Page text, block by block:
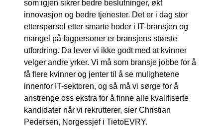
som igjen sikrer bedre beslutninger, økt
innovasjon og bedre tjenester. Det er i dag stor
etterspørsel etter smarte hoder i IT-bransjen og
mangel på fagpersoner er bransjens største
utfordring. Da lever vi ikke godt med at kvinner
velger andre yrker. Vi må som bransje jobbe for å
få flere kvinner og jenter til å se mulighetene
innenfor IT-sektoren, og så må vi sørge for å
anstrenge oss ekstra for å finne alle kvalifiserte
kandidater når vi rekrutterer, sier Christian
Pedersen, Norgessjef i TietoEVRY.